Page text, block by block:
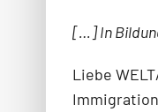
[…] In
Liebe